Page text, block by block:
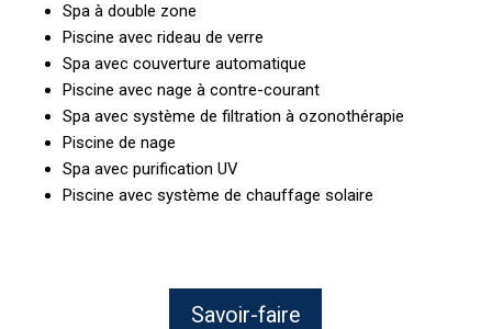
Spa à double zone
Piscine avec rideau de verre
Spa avec couverture automatique
Piscine avec nage à contre-courant
Spa avec système de filtration à ozonothérapie
Piscine de nage
Spa avec purification UV
Piscine avec système de chauffage solaire
Savoir-faire